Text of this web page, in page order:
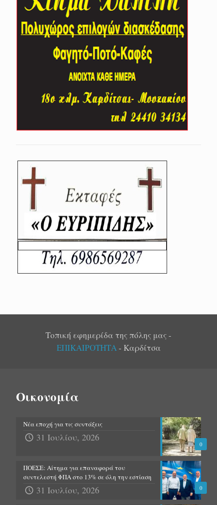
Τοπική εφημερίδα της πόλης μας -
ΕΠΙΚΑΙΡΟΤΗΤΑ- Καρδίτσα
Οικονομία
0
Νέα εποχή για τις συντάξεις
31 Ιουλίου, 2026
0
ΠΟΕΣΕ: Αίτημα για επαναφορά του
συντελεστή ΦΠΑ στο 13% σε όλη την εστίαση
31 Ιουλίου, 2026